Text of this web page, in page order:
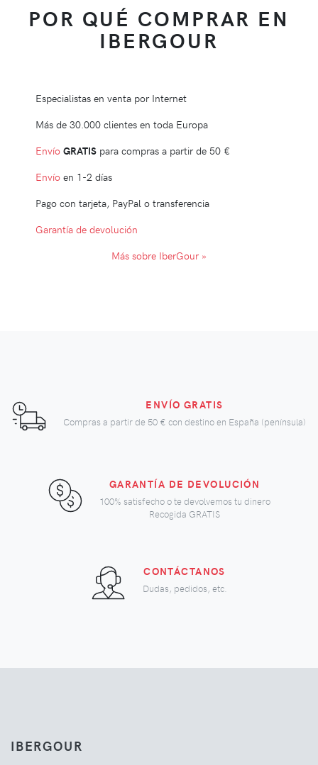
POR QUÉ COMPRAR EN
IBERGOUR
Especialistas en venta por Internet
Más de 30.000 clientes en toda Europa
Envío GRATISpara compras a partir de 50 €
Envíoen 1-2 días
Pago con tarjeta, PayPal o transferencia
Garantía de devolución
Más sobre IberGour »
ENVÍO GRATIS
Compras a partir de 50 € con destino en España (península)
GARANTÍA DE DEVOLUCIÓN
100% satisfecho o te devolvemos tu dinero
Recogida GRATIS
CONTÁCTANOS
Dudas, pedidos, etc.
IBERGOUR